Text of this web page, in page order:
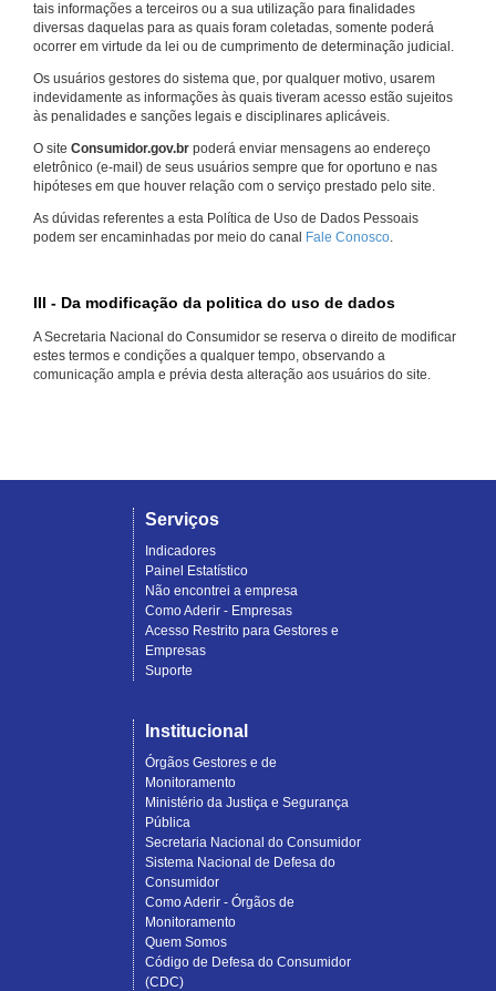
tais informações a terceiros ou a sua utilização para finalidades
diversas daquelas para as quais foram coletadas, somente poderá
ocorrer em virtude da lei ou de cumprimento de determinação judicial.
Os usuários gestores do sistema que, por qualquer motivo, usarem
indevidamente as informações às quais tiveram acesso estão sujeitos
às penalidades e sanções legais e disciplinares aplicáveis.
O site Consumidor.gov.br poderá enviar mensagens ao endereço
eletrônico (e-mail) de seus usuários sempre que for oportuno e nas
hipóteses em que houver relação com o serviço prestado pelo site.
As dúvidas referentes a esta Política de Uso de Dados Pessoais
podem ser encaminhadas por meio do canal Fale Conosco.
III - Da modificação da politica do uso de dados
A Secretaria Nacional do Consumidor se reserva o direito de modificar
estes termos e condições a qualquer tempo, observando a
comunicação ampla e prévia desta alteração aos usuários do site.
Serviços
Indicadores
Painel Estatístico
Não encontrei a empresa
Como Aderir - Empresas
Acesso Restrito para Gestores e
Empresas
Suporte
Institucional
Órgãos Gestores e de
Monitoramento
Ministério da Justiça e Segurança
Pública
Secretaria Nacional do Consumidor
Sistema Nacional de Defesa do
Consumidor
Como Aderir - Órgãos de
Monitoramento
Quem Somos
Código de Defesa do Consumidor
(CDC)